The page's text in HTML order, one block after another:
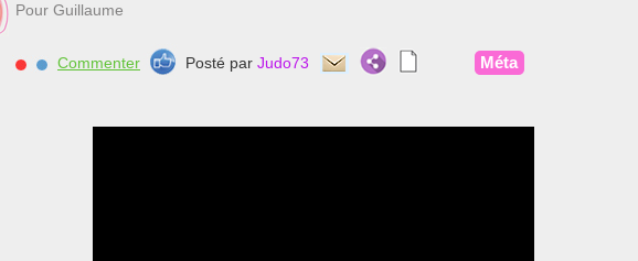
Pour Guillaume
Commenter Posté par Judo73 Méta